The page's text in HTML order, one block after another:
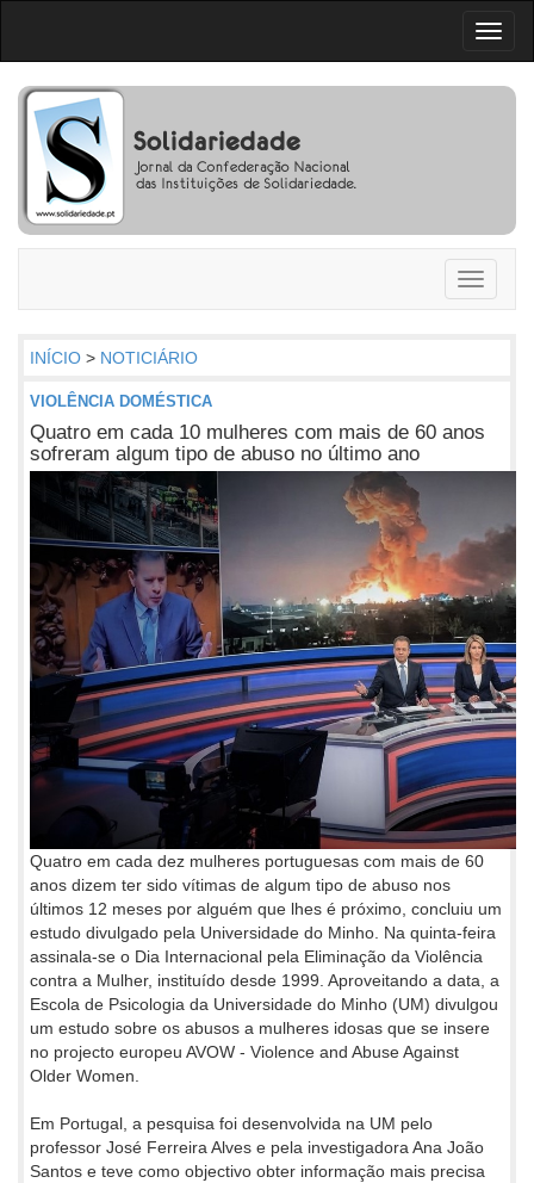
Toggle
INÍCIO > NOTICIÁRIO
VIOLÊNCIA DOMÉSTICA
Quatro em cada 10 mulheres com mais de 60 anos
sofreram algum tipo de abuso no último ano
Quatro em cada dez mulheres portuguesas com mais de 60
anos dizem ter sido vítimas de algum tipo de abuso nos
últimos 12 meses por alguém que lhes é próximo, concluiu um
estudo divulgado pela Universidade do Minho. Na quinta-feira
assinala-se o Dia Internacional pela Eliminação da Violência
contra a Mulher, instituído desde 1999. Aproveitando a data, a
Escola de Psicologia da Universidade do Minho (UM) divulgou
um estudo sobre os abusos a mulheres idosas que se insere
no projecto europeu AVOW - Violence and Abuse Against
Older Women.
Em Portugal, a pesquisa foi desenvolvida na UM pelo
professor José Ferreira Alves e pela investigadora Ana João
Santos e teve como objectivo obter informação mais precisa